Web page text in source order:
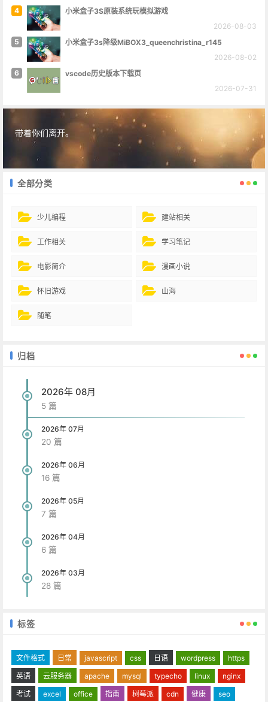
4
小米盒子3S原装系统玩模拟游戏
2026-08-03
5
小米盒子3s降级MiBOX3_queenchristina_r145
2026-08-02
6
vscode历史版本下载页
2026-07-31
带着你们离开。
全部分类
少儿编程 建站相关
工作相关 学习笔记
电影简介 漫画小说
怀旧游戏 山海
随笔
归档
2026年 08月
5 篇
2026年 07月
20 篇
2026年 06月
16 篇
2026年 05月
7 篇
2026年 04月
6 篇
2026年 03月
28 篇
标签
文件格式 日常 javascript css 日语 wordpress
https
英语
云服务器 apache mysql typecho linux
nginx
考试
excel office 指南 树莓派 cdn 健康
seo